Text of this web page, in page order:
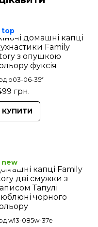
домашні капці
Family
з опушкою
фуксія
p03-06-35f
грн.
top
КУПИТИ
капці Family
дві смужки з
Тапулі
чорного
w13-085w-37e
new